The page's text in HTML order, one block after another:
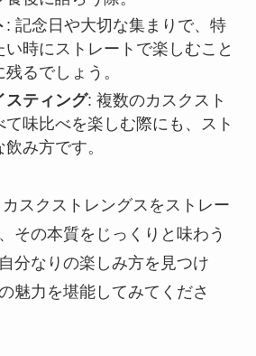
: 記念日や大切な集まりで、特
い時にストレートで楽しむこと
るでしょう。
スティング: 複数のカスクスト
て味比べを楽しむ際にも、スト
み方です。
スクストレングスをストレー
その本質をじっくりと味わう
分なりの楽しみ方を見つけ
魅力を堪能してみてくださ